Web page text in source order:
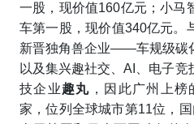
一股，现价值160亿元；小马
车第一股，现价值340亿元。
新晋独角兽企业——车规级碳
以及集兴趣社交、AI、电子
技企业趣丸 ，因此广州上
家，位列全球城市第11位，